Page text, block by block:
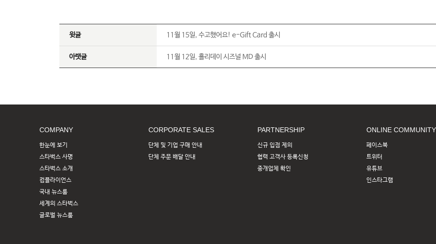
윗글 11월 15일, 수고했어요! e-Gift Card 출시
아랫글 11월 12일, 홀리데이 시즈널 MD 출시
COMPANY
한눈에 보기
스타벅스 사명
스타벅스 소개
컴플라이언스
국내 뉴스룸
세계의 스타벅스
글로벌 뉴스룸
CORPORATE SALES
단체 및 기업 구매 안내
단체 주문 배달 안내
PARTNERSHIP
신규 입점 제의
협력 고객사 등록신청
중개업체 확인
ONLINE COMMUNITY
페이스북
트위터
유튜브
인스타그램